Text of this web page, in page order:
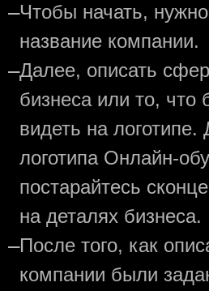
—Чтобы начать,
название компании.
—Далее, описать
бизнеса или то, что
видеть на логотипе.
логотипа Онлайн-
постарайтесь
на деталях бизнеса.
—После того, как
компании были